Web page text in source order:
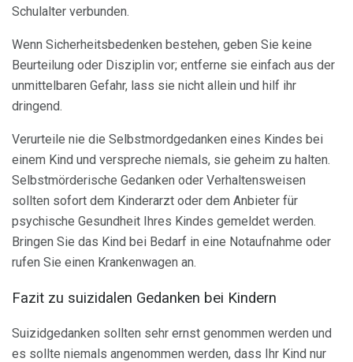
Schulalter verbunden.
Wenn Sicherheitsbedenken bestehen, geben Sie keine
Beurteilung oder Disziplin vor; entferne sie einfach aus der
unmittelbaren Gefahr, lass sie nicht allein und hilf ihr
dringend.
Verurteile nie die Selbstmordgedanken eines Kindes bei
einem Kind und verspreche niemals, sie geheim zu halten.
Selbstmörderische Gedanken oder Verhaltensweisen
sollten sofort dem Kinderarzt oder dem Anbieter für
psychische Gesundheit Ihres Kindes gemeldet werden.
Bringen Sie das Kind bei Bedarf in eine Notaufnahme oder
rufen Sie einen Krankenwagen an.
Fazit zu suizidalen Gedanken bei Kindern
Suizidgedanken sollten sehr ernst genommen werden und
es sollte niemals angenommen werden, dass Ihr Kind nur